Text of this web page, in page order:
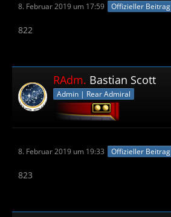
8. Februar 2019 um 17:59 Offizieller Beitrag
822
RAdm. Bastian Scott
Admin | Rear Admiral
8. Februar 2019 um 19:33 Offizieller Beitrag
823